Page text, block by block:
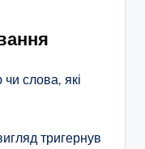
слова, які
тригернув